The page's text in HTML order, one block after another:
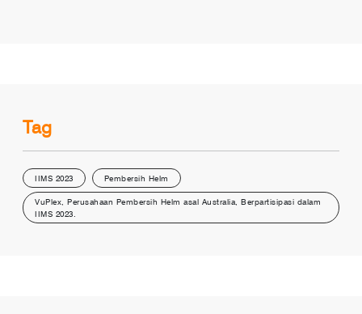
Tag
IIMS 2023 Pembersih Helm
VuPlex, Perusahaan Pembersih Helm asal Australia, Berpartisipasi dalam
IIMS 2023.